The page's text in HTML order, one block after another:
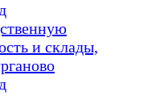
и склады,